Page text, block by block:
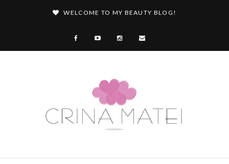
WELCOME TO MY BEAUTY BLOG!